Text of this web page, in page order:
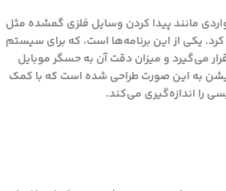
مانند پیدا کردن وسایل فلزی گمشده مثل
یکی از این برنامه‌ها است، که برای سیستم
می‌گیرد و میزان دقت آن به حسگر موبایل
به این صورت طراحی شده است که با کمک
را اندازه‌گیری می‌کند.